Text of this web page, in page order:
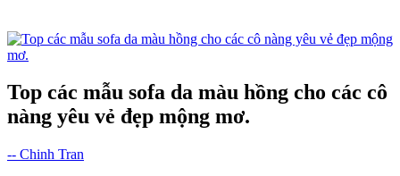
Top các mẫu sofa da màu hồng cho các cô
nàng yêu vẻ đẹp mộng mơ.
-- Chinh Tran